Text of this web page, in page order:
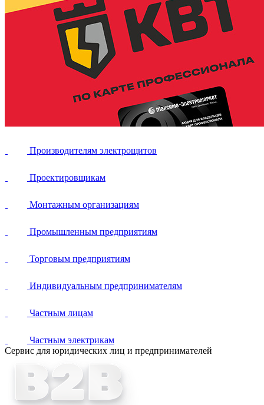
Производителям электрощитов
Проектировщикам
Монтажным организациям
Промышленным предприятиям
Торговым предприятиям
Индивидуальным предпринимателям
Частным лицам
Частным электрикам
Сервис для юридических лиц и предпринимателей